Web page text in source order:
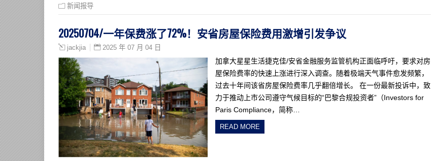
新闻报导
20250704/一年保费涨了72%！安省房屋保险费用激增引发争议
jackjia 2025 年 07 月 04 日
加拿大星星生活捷克佳/安省金融服务监管机构正面临呼吁，要求对房
屋保险费率的快速上涨进行深入调查。随着极端天气事件愈发频繁，
过去十年间该省房屋保险费率几乎翻倍增长。 在一份最新投诉中，致
力于推动上市公司遵守气候目标的“巴黎合规投资者”（Investors for
Paris Compliance，简称…
READ MORE